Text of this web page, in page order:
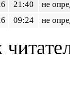
21:40
не
09:24 не